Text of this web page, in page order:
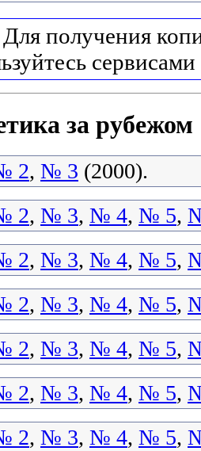
Для получения
сервисами
за рубежом
2, № 3 (2000).
2, № 3, № 4, № 5,
2, № 3, № 4, № 5,
2, № 3, № 4, № 5,
2, № 3, № 4, № 5,
2, № 3, № 4, № 5,
2, № 3, № 4, № 5,